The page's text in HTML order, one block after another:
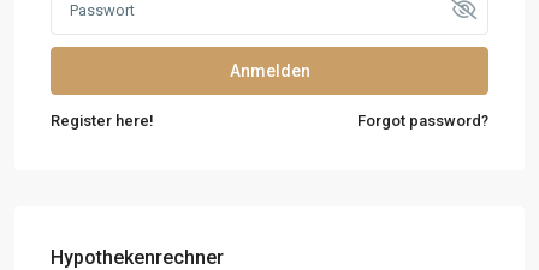
Anmelden
Register here! Forgot password?
Hypothekenrechner